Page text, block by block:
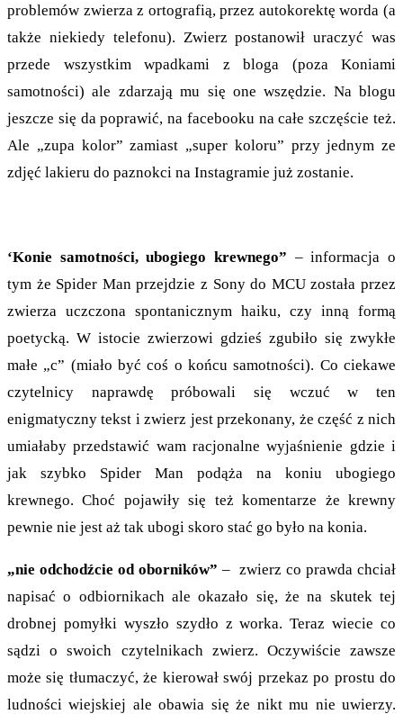
problemów zwierza z ortografią, przez autokorektę worda (a
także niekiedy telefonu). Zwierz postanowił uraczyć was
przede wszystkim wpadkami z bloga (poza Koniami
samotności) ale zdarzają mu się one wszędzie. Na blogu
jeszcze się da poprawić, na facebooku na całe szczęście też.
Ale „zupa kolor” zamiast „super koloru” przy jednym ze
zdjęć lakieru do paznokci na Instagramie już zostanie.
‘Konie samotności, ubogiego krewnego” – informacja o
tym że Spider Man przejdzie z Sony do MCU została przez
zwierza uczczona spontanicznym haiku, czy inną formą
poetycką. W istocie zwierzowi gdzieś zgubiło się zwykłe
małe „c” (miało być coś o końcu samotności). Co ciekawe
czytelnicy naprawdę próbowali się wczuć w ten
enigmatyczny tekst i zwierz jest przekonany, że część z nich
umiałaby przedstawić wam racjonalne wyjaśnienie gdzie i
jak szybko Spider Man podąża na koniu ubogiego
krewnego. Choć pojawiły się też komentarze że krewny
pewnie nie jest aż tak ubogi skoro stać go było na konia.
„nie odchodźcie od oborników” – zwierz co prawda chciał
napisać o odbiornikach ale okazało się, że na skutek tej
drobnej pomyłki wyszło szydło z worka. Teraz wiecie co
sądzi o swoich czytelnikach zwierz. Oczywiście zawsze
może się tłumaczyć, że kierował swój przekaz po prostu do
ludności wiejskiej ale obawia się że nikt mu nie uwierzy.